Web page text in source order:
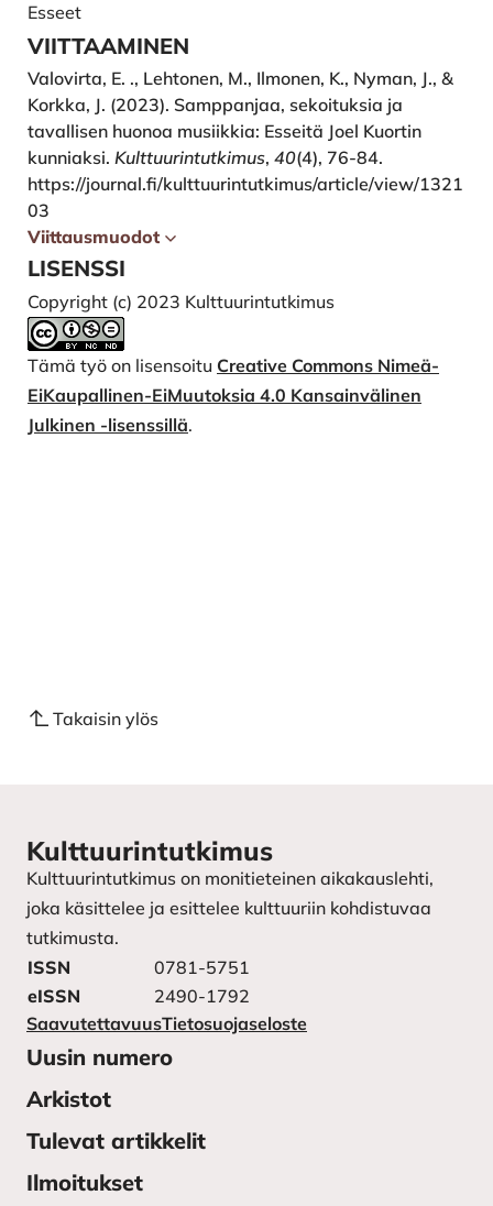
Esseet
VIITTAAMINEN
Valovirta, E. ., Lehtonen, M., Ilmonen, K., Nyman, J., &
Korkka, J. (2023). Samppanjaa, sekoituksia ja
tavallisen huonoa musiikkia: Esseitä Joel Kuortin
kunniaksi. Kulttuurintutkimus, 40(4), 76-84.
https://journal.fi/kulttuurintutkimus/article/view/1321
03
Viittausmuodot
LISENSSI
Copyright (c) 2023 Kulttuurintutkimus
Tämä työ on lisensoitu Creative Commons Nimeä-
EiKaupallinen-EiMuutoksia 4.0 Kansainvälinen
Julkinen -lisenssillä.
Takaisin ylös
Kulttuurintutkimus
Kulttuurintutkimus on monitieteinen aikakauslehti,
joka käsittelee ja esittelee kulttuuriin kohdistuvaa
tutkimusta.
ISSN
0781-5751
eISSN
2490-1792
SaavutettavuusTietosuojaseloste
Uusin numero
Arkistot
Tulevat artikkelit
Ilmoitukset